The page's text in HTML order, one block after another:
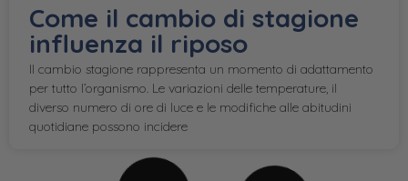
Come il cambio di stagione
influenza il riposo
Il cambio stagione rappresenta un momento di adattamento
per tutto l’organismo. Le variazioni delle temperature, il
diverso numero di ore di luce e le modifiche alle abitudini
quotidiane possono incidere